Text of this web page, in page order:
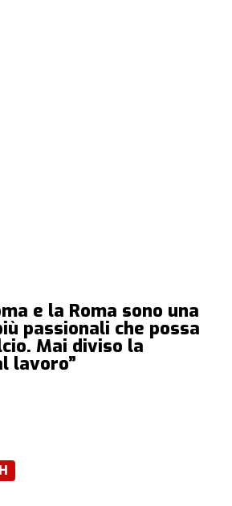
e la Roma sono una
passionali che possa
Mai diviso la
lavoro”